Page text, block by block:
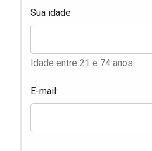
Sua idade
Idade entre 21 e 74 anos
E-mail: